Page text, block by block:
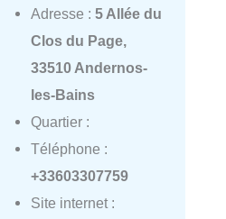
Adresse : 5 Allée du
Clos du Page,
33510 Andernos-
les-Bains
Quartier :
Téléphone :
+33603307759
Site internet :